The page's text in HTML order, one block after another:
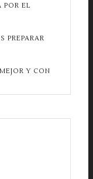
POR EL
PREPARAR
Y CON